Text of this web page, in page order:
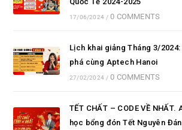
17/06/2024 / 0 COMMENTS
Lịch khai giảng Tháng 3/
phá cùng Aptech Hanoi
27/02/2024 / 0 COMMENTS
TẾT CHẤT – CODE VỀ
học bổng đón Tết Nguyên